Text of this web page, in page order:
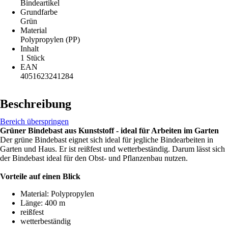
Bindeartikel
Grundfarbe
Grün
Material
Polypropylen (PP)
Inhalt
1 Stück
EAN
4051623241284
Beschreibung
Bereich überspringen
Grüner Bindebast aus Kunststoff - ideal für Arbeiten im Garten
Der grüne Bindebast eignet sich ideal für jegliche Bindearbeiten in
Garten und Haus. Er ist reißfest und wetterbeständig. Darum lässt sich
der Bindebast ideal für den Obst- und Pflanzenbau nutzen.
Vorteile auf einen Blick
Material: Polypropylen
Länge: 400 m
reißfest
wetterbeständig